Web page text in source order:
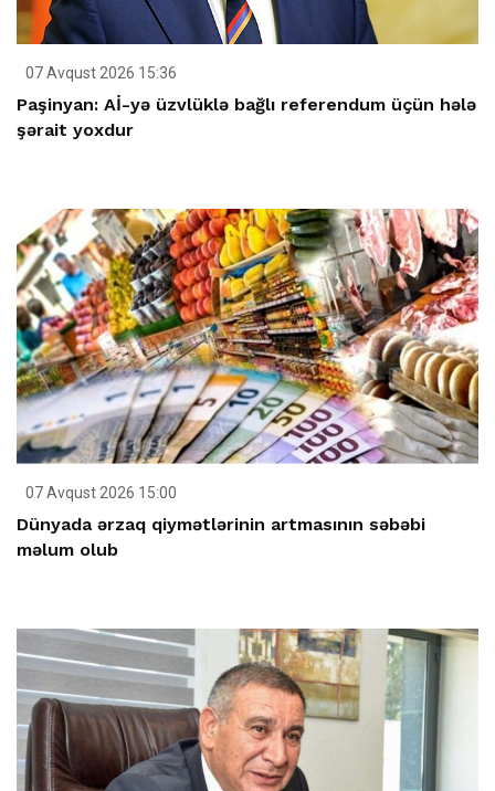
07 Avqust 2026 15:36
Paşinyan: Aİ-yə üzvlüklə bağlı referendum üçün hələ
şərait yoxdur
07 Avqust 2026 15:00
Dünyada ərzaq qiymətlərinin artmasının səbəbi
məlum olub